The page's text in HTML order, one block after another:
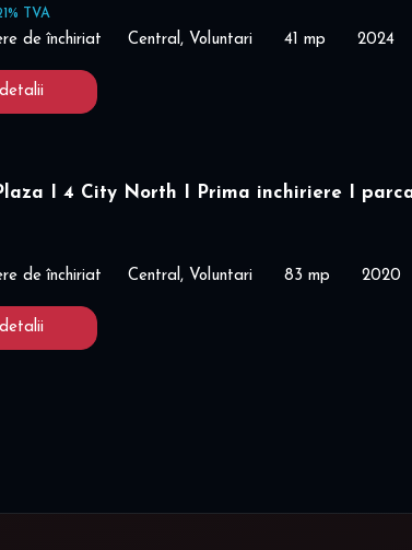
TVA
de închiriat Central, Voluntari 41 mp 2024
I 4 City North I Prima inchiriere I
de închiriat Central, Voluntari 83 mp 2020